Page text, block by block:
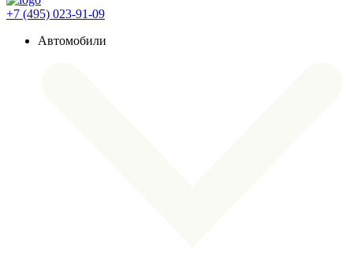
+7 (495) 023-91-09
Автомобили